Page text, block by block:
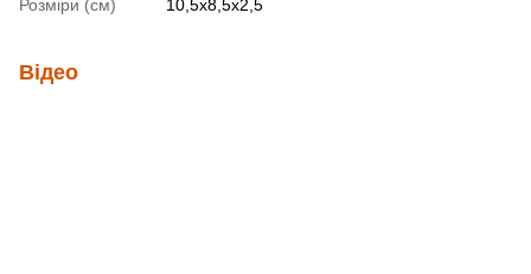
Розміри (см) 10,5х8,5х2,5
Відео